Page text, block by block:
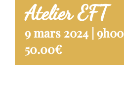
Atelier EFT
9 mars 2024 | 9h00
50.00€